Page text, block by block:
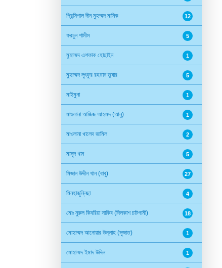
প্রিন্সিপাল দীন মুহম্মদ মানিক 12
ফরচুন শামীম 5
মুহাম্মদ এশফাক হোছাইন 1
মুহাম্মদ লুৎফুর রহমান তুষার 5
মাইমুনা 1
মাওলানা আজিজ আহমদ (আনু) 1
মাওলানা খালেদ জামিল 2
মাসুদ খান 5
মিজান উদ্দীন খান (বাবু) 27
মিনহাজুন্নিছা 4
মোঃ নুরুল কিবরিয়া সাকিব (দিলকাশ চাটগামী) 18
মোহাম্মদ আনোয়ার উল্লাহ (সুজাত) 1
মোহাম্মদ ইমাদ উদ্দিন 1